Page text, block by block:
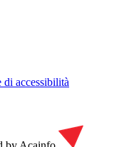
accessibilità